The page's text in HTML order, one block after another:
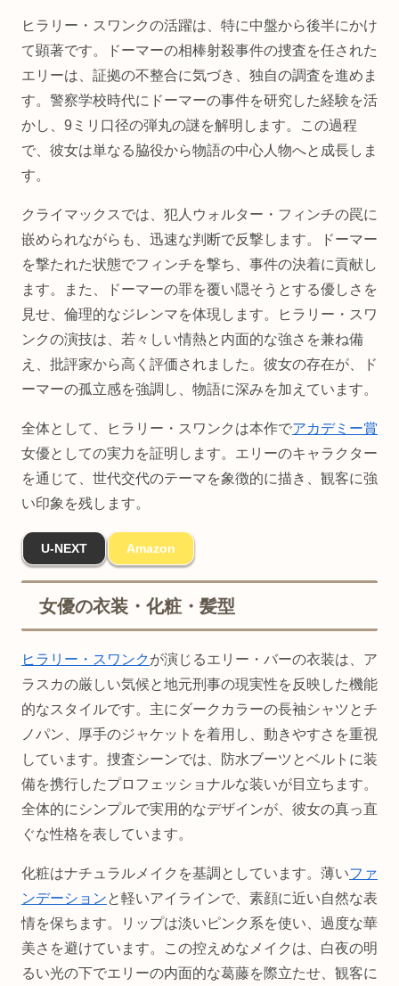
ヒラリー・スワンクの活躍は、特に中盤から後半にかけ
て顕著です。ドーマーの相棒射殺事件の捜査を任された
エリーは、証拠の不整合に気づき、独自の調査を進めま
す。警察学校時代にドーマーの事件を研究した経験を活
かし、9ミリ口径の弾丸の謎を解明します。この過程
で、彼女は単なる脇役から物語の中心人物へと成長しま
す。
クライマックスでは、犯人ウォルター・フィンチの罠に
嵌められながらも、迅速な判断で反撃します。ドーマー
を撃たれた状態でフィンチを撃ち、事件の決着に貢献し
ます。また、ドーマーの罪を覆い隠そうとする優しさを
見せ、倫理的なジレンマを体現します。ヒラリー・スワ
ンクの演技は、若々しい情熱と内面的な強さを兼ね備
え、批評家から高く評価されました。彼女の存在が、ド
ーマーの孤立感を強調し、物語に深みを加えています。
全体として、ヒラリー・スワンクは本作でアカデミー賞
女優としての実力を証明します。エリーのキャラクター
を通じて、世代交代のテーマを象徴的に描き、観客に強
い印象を残します。
U-NEXT Amazon
女優の衣装・化粧・髪型
ヒラリー・スワンクが演じるエリー・バーの衣装は、ア
ラスカの厳しい気候と地元刑事の現実性を反映した機能
的なスタイルです。主にダークカラーの長袖シャツとチ
ノパン、厚手のジャケットを着用し、動きやすさを重視
しています。捜査シーンでは、防水ブーツとベルトに装
備を携行したプロフェッショナルな装いが目立ちます。
全体的にシンプルで実用的なデザインが、彼女の真っ直
ぐな性格を表しています。
化粧はナチュラルメイクを基調としています。薄いファ
ンデーションと軽いアイラインで、素顔に近い自然な表
情を保ちます。リップは淡いピンク系を使い、過度な華
美さを避けています。この控えめなメイクは、白夜の明
るい光の下でエリーの内面的な葛藤を際立たせ、観客に